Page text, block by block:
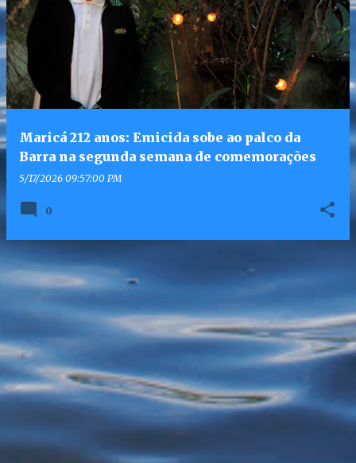
Maricá 212 anos: Emicida sobe ao palco da
Barra na segunda semana de comemorações
5/17/2026 09:57:00 PM
0